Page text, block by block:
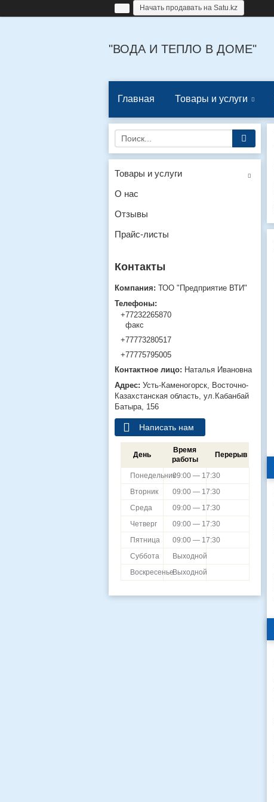
Начать продавать на Satu.kz
"ВОДА И ТЕПЛО В ДОМЕ"
Главная Товары и услуги
Товары и услуги
О нас
Отзывы
Прайс-листы
ТОО "Предприятие ВТИ"
+77232265870
факс
+77773280517
+77775795005
Наталья Ивановна
Усть-Каменогорск
Восточно-
Казахстанская область ул.Кабанбай
Батыра, 156
Написать нам
День
Время
работы
Перерыв
Понедельник09:00 — 17:30
Вторник
09:00 — 17:30
Среда
09:00 — 17:30
Четверг
09:00 — 17:30
Пятница
09:00 — 17:30
Суббота
Выходной
ВоскресеньеВыходной